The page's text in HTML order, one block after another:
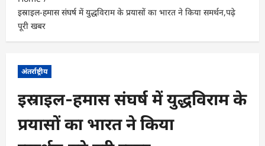
इस्राइल-हमास संघर्ष में युद्धविराम के प्रयासों का भारत ने किया समर्थन,पढ़े
पूरी खबर
अंतर्राष्ट्रीय
इस्राइल-हमास संघर्ष में युद्धविराम के
प्रयासों का भारत ने किया